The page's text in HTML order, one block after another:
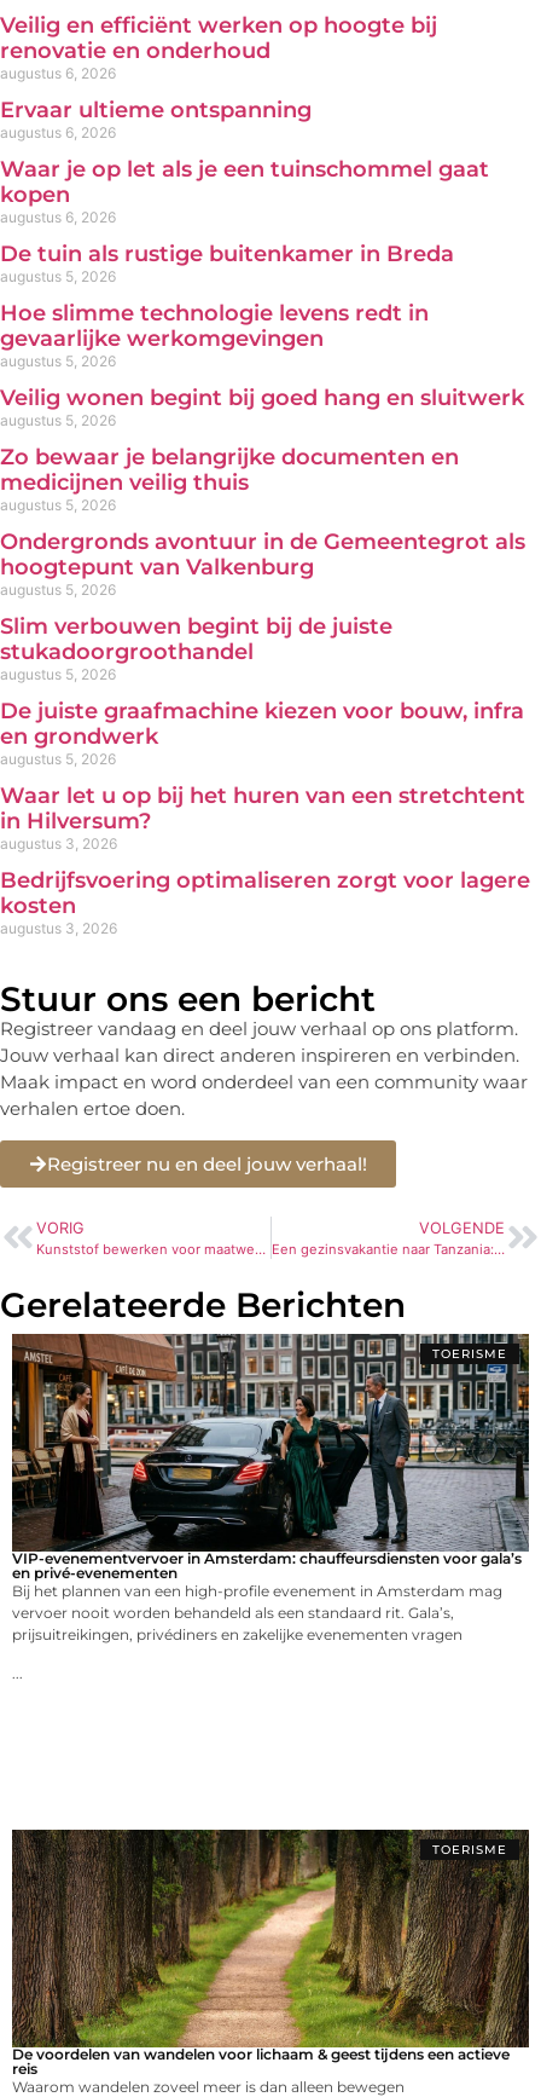
Veilig en efficiënt werken op hoogte bij
renovatie en onderhoud
augustus 6, 2026
Ervaar ultieme ontspanning
augustus 6, 2026
Waar je op let als je een tuinschommel gaat
kopen
augustus 6, 2026
De tuin als rustige buitenkamer in Breda
augustus 5, 2026
Hoe slimme technologie levens redt in
gevaarlijke werkomgevingen
augustus 5, 2026
Veilig wonen begint bij goed hang en sluitwerk
augustus 5, 2026
Zo bewaar je belangrijke documenten en
medicijnen veilig thuis
augustus 5, 2026
Ondergronds avontuur in de Gemeentegrot als
hoogtepunt van Valkenburg
augustus 5, 2026
Slim verbouwen begint bij de juiste
stukadoorgroothandel
augustus 5, 2026
De juiste graafmachine kiezen voor bouw, infra
en grondwerk
augustus 5, 2026
Waar let u op bij het huren van een stretchtent
in Hilversum?
augustus 3, 2026
Bedrijfsvoering optimaliseren zorgt voor lagere
kosten
augustus 3, 2026
Stuur ons een bericht
Registreer vandaag en deel jouw verhaal op ons platform.
Jouw verhaal kan direct anderen inspireren en verbinden.
Maak impact en word onderdeel van een community waar
verhalen ertoe doen.
Registreer nu en deel jouw verhaal!
VORIG
Kunststof bewerken voor maatwerk in elke branche
VOLGENDE
Een gezinsvakantie naar Tanzania: avontuur en ontspanning in één reis
Gerelateerde Berichten
TOERISME
VIP-evenementvervoer in Amsterdam: chauffeursdiensten voor gala’s
en privé-evenementen
Bij het plannen van een high-profile evenement in Amsterdam mag
vervoer nooit worden behandeld als een standaard rit. Gala’s,
prijsuitreikingen, privédiners en zakelijke evenementen vragen
...
TOERISME
De voordelen van wandelen voor lichaam & geest tijdens een actieve
reis
Waarom wandelen zoveel meer is dan alleen bewegen